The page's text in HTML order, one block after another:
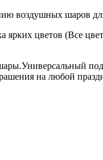
воздушных шаров
ярких цветов (Все
на любой